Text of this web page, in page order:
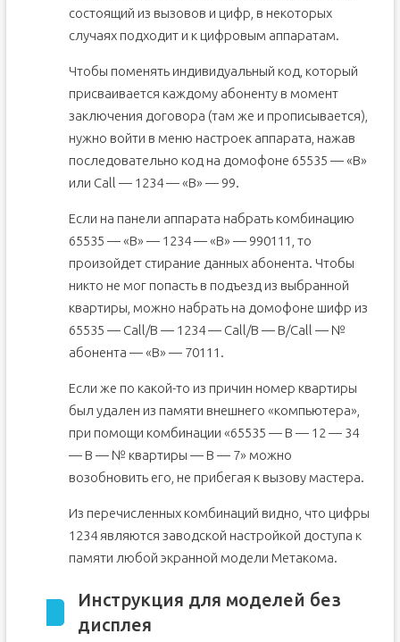
состоящий из вызовов и цифр, в некоторых
случаях подходит и к цифровым аппаратам.
Чтобы поменять индивидуальный код, который
присваивается каждому абоненту в момент
заключения договора (там же и прописывается),
нужно войти в меню настроек аппарата, нажав
последовательно код на домофоне 65535 — «В»
или Call — 1234 — «В» — 99.
Если на панели аппарата набрать комбинацию
65535 — «В» — 1234 — «В» — 990111, то
произойдет стирание данных абонента. Чтобы
никто не мог попасть в подъезд из выбранной
квартиры, можно набрать на домофоне шифр из
65535 — Call/В — 1234 — Call/В — В/Call — №
абонента — «В» — 70111.
Если же по какой-то из причин номер квартиры
был удален из памяти внешнего «компьютера»,
при помощи комбинации «65535 — В — 12 — 34
— В — № квартиры — В — 7» можно
возобновить его, не прибегая к вызову мастера.
Из перечисленных комбинаций видно, что цифры
1234 являются заводской настройкой доступа к
памяти любой экранной модели Метакома.
Инструкция для моделей без
дисплея